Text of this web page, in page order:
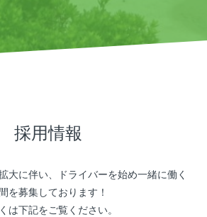
採用情報
大に伴い、ドライバーを始め一緒に働く
を募集しております！
は下記をご覧ください。